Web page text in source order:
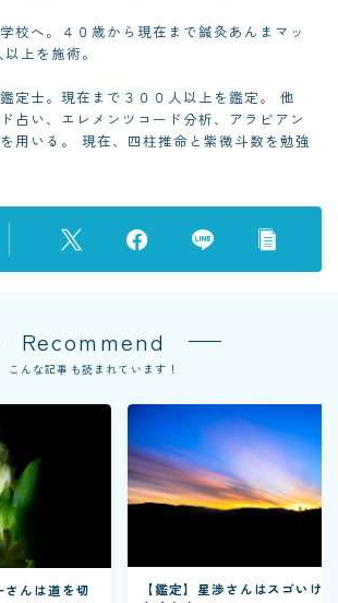
校へ。４０歳から現在まで鍼灸あんまマッ
上を施術。
定士。現在まで３００人以上を鑑定。 他
占い、エレメンツコード分析、アラビアン
用いる。 現在、四柱推命と紫微斗数を勉強
Recommend
こんな記事も読まれています！
さんは道を切
【鑑定】星渉さんはスゴいけ